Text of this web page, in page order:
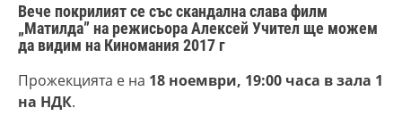
Вече покрилият се със скандална слава филм
„Матилда” на режисьора Алексей Учител ще можем
да видим на Киномания 2017 г
Прожекцията е на 18 ноември, 19:00 часа в зала 1
на НДК.